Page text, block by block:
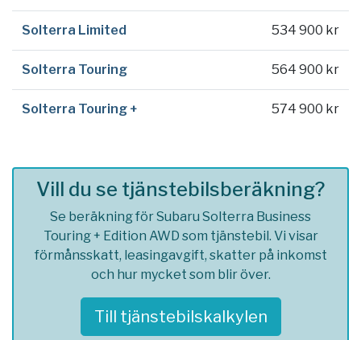
Solterra Limited 534 900 kr
Solterra Touring 564 900 kr
Solterra Touring + 574 900 kr
Vill du se tjänstebilsberäkning?
Se beräkning för Subaru Solterra Business
Touring + Edition AWD som tjänstebil. Vi visar
förmånsskatt, leasingavgift, skatter på inkomst
och hur mycket som blir över.
Till tjänstebilskalkylen